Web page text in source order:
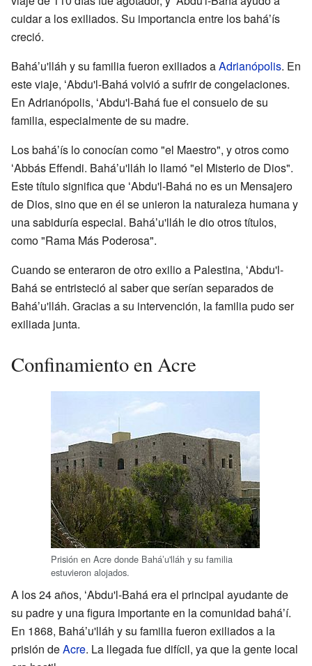
cuidar a los exiliados. Su importancia entre los baháʼís
creció.
Baháʼu'lláh y su familia fueron exiliados aAdrianópolis. En
este viaje, ʻAbdu'l-Bahá volvió a sufrir de congelaciones.
En Adrianópolis, ʻAbdu'l-Bahá fue el consuelo de su
familia, especialmente de su madre.
Los baháʼís lo conocían como "el Maestro", y otros como
ʻAbbás Effendi. Baháʼu'lláh lo llamó "el Misterio de Dios".
Este título significa que ʻAbdu'l-Bahá no es un Mensajero
de Dios, sino que en él se unieron la naturaleza humana y
una sabiduría especial. Baháʼu'lláh le dio otros títulos,
como "Rama Más Poderosa".
Cuando se enteraron de otro exilio a Palestina, ʻAbdu'l-
Bahá se entristeció al saber que serían separados de
Baháʼu'lláh. Gracias a su intervención, la familia pudo ser
exiliada junta.
Confinamiento en Acre
Prisión en Acre donde Baháʼu'lláh y su familia
estuvieron alojados.
A los 24 años, ʻAbdu'l-Bahá era el principal ayudante de
su padre y una figura importante en la comunidad baháʼí.
En 1868, Baháʼu'lláh y su familia fueron exiliados a la
prisión deAcre. La llegada fue difícil, ya que la gente local